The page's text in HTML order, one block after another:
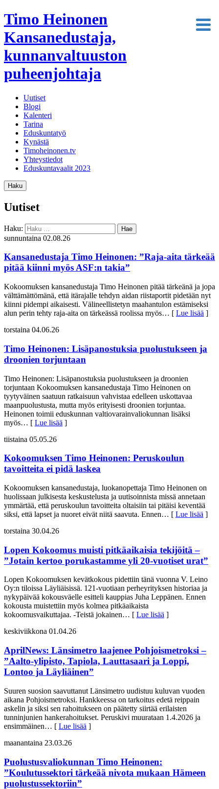
Timo Heinonen
Kansanedustaja,
kunnanvaltuuston
puheenjohtaja
Uutiset
Blogi
Kalenteri
Tarina
Eduskuntatyö
Kynästä
Timoheinonen.tv
Yhteystiedot
Eduskuntavaalit 2023
Haku
Uutiset
Haku:
sunnuntaina 02.08.26
Kansanedustaja Timo Heinonen: ”Raja-aita tärkeää
pitää kiinni myös ASF:n takia”
Kokoomuksen kansanedustaja Timo Heinonen pitää tärkeänä ja jopa
välttämättömänä, että itärajalle tehdyn aidan riistaportit pidetään nyt
kiinni pidempi aikaisesti. Välineellistetyn maahantulon estämiseksi
alun perin tehty raja-aita on tärkeässä roolissa myös… [ Lue lisää ]
torstaina 04.06.26
Timo Heinonen: Lisäpanostuksia puolustukseen ja
droonien torjuntaan
Timo Heinonen: Lisäpanostuksia puolustukseen ja droonien
torjuntaan Kokoomuksen kansanedustaja Timo Heinonen on
tyytyväinen saatuun ratkaisuun vahvistaa edelleen uskottavaa
maanpuolustusta, mutta myös erityisesti droonien torjuntaa.
Heinonen toimii eduskunnan valtiovarainvaliokunnan lisäksi
myös… [ Lue lisää ]
tiistaina 05.05.26
Kokoomuksen Timo Heinonen: Peruskoulun
tavoitteita ei pidä laskea
Kokoomuksen kansanedustaja, luokanopettaja Timo Heinonen on
huolissaan julkisesta keskustelusta ja uutisoinnista missä annetaan
ymmärtää, että peruskoulun tavoitteita oltaisiin tai pitäisi keventää
siksi, että lapset ja nuoret eivät niitä saavuta. Ennen… [ Lue lisää ]
torstaina 30.04.26
Lopen Kokoomus muisti pitkäaikaisia tekijöitä –
”Jotain kertoo porukastamme yli 20-vuotiset urat”
Lopen Kokoomuksen kevätkokous pidettiin tänä vuonna V. Leino
Oy:n tiloissa Läyliäisissä. 121-vuotiaan perheyrityksen historiaa ja
nykypäivää kokousväelle esitteli kauppias Juha Leppänen. Ennen
kokousta muistettiin myös kolmea pitkäaikaista
kokoomusvaikuttajaa. -Teistä jokainen… [ Lue lisää ]
keskiviikkona 01.04.26
AprilNews: Länsimetro laajenee Pohjoismetroksi –
”Aalto-ylipisto, Tapiola, Lauttasaari ja Loppi,
Lontoo ja Läyliäinen”
Suuren suosion saavuttanut Länsimetro uudistuu kuluvan vuoden
aikana Pohjoismetroksi. Hankkeessa on tarkoitus edetä reippain
askelin ja siksi sen rahoitukseen on päätetty siirtää erilaisten
tunninjunien hankerahoitukset. Peruskivi muurataan 1.4.2026 ja
ensimmäinen… [ Lue lisää ]
maanantaina 23.03.26
Puolustusvaliokunnan Timo Heinonen:
”Koulutussektori tärkeää nivota mukaan Hämeen
puolustussektoriin”